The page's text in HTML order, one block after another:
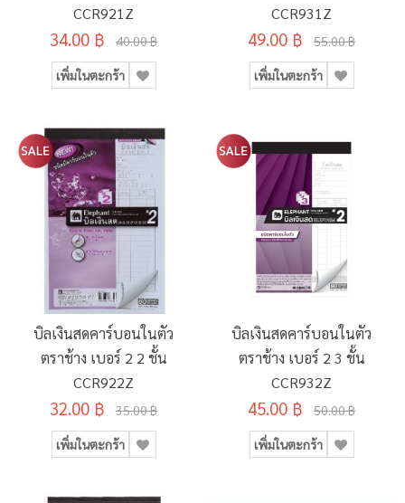
CCR921Z
34.00 ฿ 40.00 ฿
เพิ่มในตะกร้า
CCR931Z
49.00 ฿ 55.00 ฿
เพิ่มในตะกร้า
บิลเงินสดคาร์บอนในตัว
ตราช้าง เบอร์ 2 2 ชั้น
CCR922Z
32.00 ฿ 35.00 ฿
เพิ่มในตะกร้า
บิลเงินสดคาร์บอนในตัว
ตราช้าง เบอร์ 2 3 ชั้น
CCR932Z
45.00 ฿ 50.00 ฿
เพิ่มในตะกร้า